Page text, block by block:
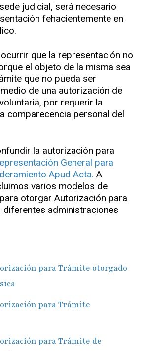
judicial, será necesario
fehacientemente en
que la representación no
el objeto de la misma sea
que no pueda ser
de una autorización de
por requerir la
comparecencia personal del
la autorización para
General para
Apud Acta. A
varios modelos de
otorgar Autorización para
diferentes administraciones
para Trámite otorgado
para Trámite
para Trámite de